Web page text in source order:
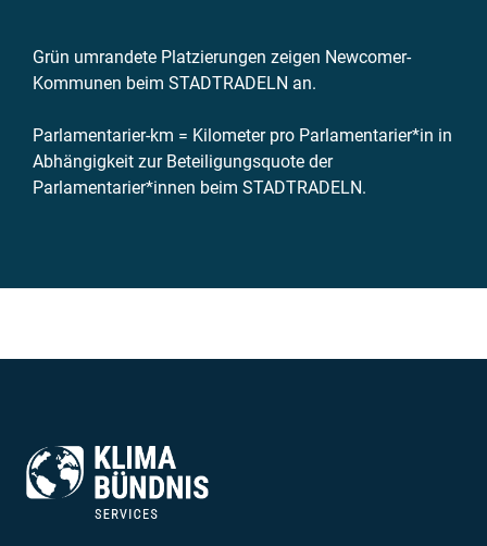
Grün umrandete Platzierungen zeigen Newcomer-
Kommunen beim STADTRADELN an.
Parlamentarier-km = Kilometer pro Parlamentarier*in in
Abhängigkeit zur Beteiligungsquote der
Parlamentarier*innen beim STADTRADELN.